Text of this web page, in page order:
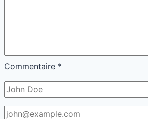
Commentaire *